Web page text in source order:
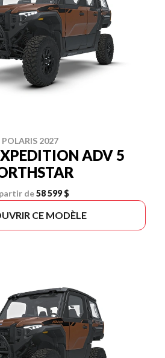
POLARIS 2027
ADV 5
de58 599 $
CE MODÈLE